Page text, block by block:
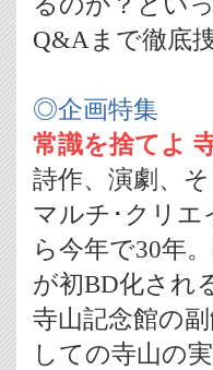
Q&Aまで徹底捜
◎企画特集
常識を捨てよ
詩作、演劇、
マルチ･クリエ
ら今年で30年
が初BD化され
寺山記念館の
しての寺山の